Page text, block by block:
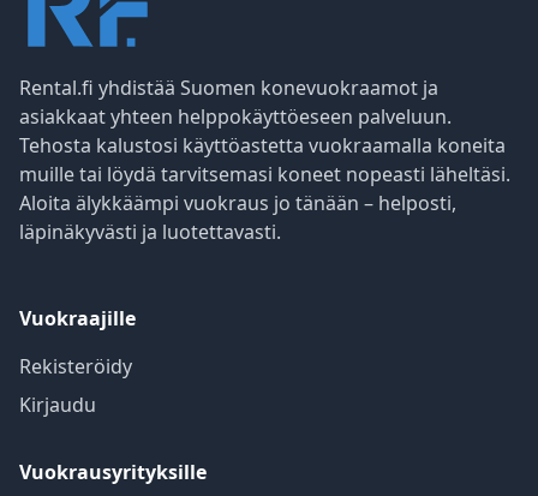
Rental.fi yhdistää Suomen konevuokraamot ja
asiakkaat yhteen helppokäyttöeseen palveluun.
Tehosta kalustosi käyttöastetta vuokraamalla koneita
muille tai löydä tarvitsemasi koneet nopeasti läheltäsi.
Aloita älykkäämpi vuokraus jo tänään – helposti,
läpinäkyvästi ja luotettavasti.
Vuokraajille
Rekisteröidy
Kirjaudu
Vuokrausyrityksille